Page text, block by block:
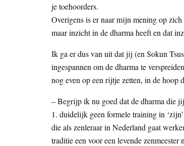
je toehoorders.
Overigens is er naar mijn mening op
maar inzicht in de dharma heeft en dat
Ik ga er dus van uit dat jij (en Sokun
ingespannen om de dharma te
nog even op een rijtje zetten, in de hoop
– Begrijp ik nu goed dat de dharma die
1. duidelijk geen formele training in
die als zenleraar in Nederland gaat
traditie een voor een levende